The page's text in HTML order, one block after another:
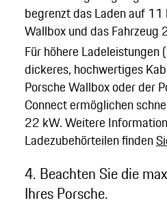
begrenzt das Laden auf
Wallbox und das Fahrzeug
Für höhere
dickeres, hochwertiges
Porsche Wallbox oder der
Connect ermöglichen
22 kW. Weitere
Ladezubehörteilen finden
4. Beachten Sie die
Ihres Porsche.